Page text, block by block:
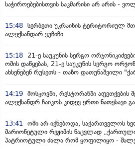
საჭიროებებისთვის საკმარისი არ არის -
15:48 სერბეთი უკრაინის ტერიტორიულ
ალექსანდარ ვუჩიჩი
15:18
21-ე საუკუნის სერგო
ომის დაწყებას, 21-ე საუკუნის სერგო
ახსენებენ რუსეთს - თაზო დათუნაშვილი
14:19 მოსკოვში, რესტორანში აფეთქების
ალექსანდრ ჩაიკოს კიდევ ერთი ნათესავი
13:41 ომი არ იქნებოდა, საქართველოს
მარიონეტული რეჟიმის ნაცვლად „ქართული
პატრიოტული ძალა რომ ყოფილიყო -